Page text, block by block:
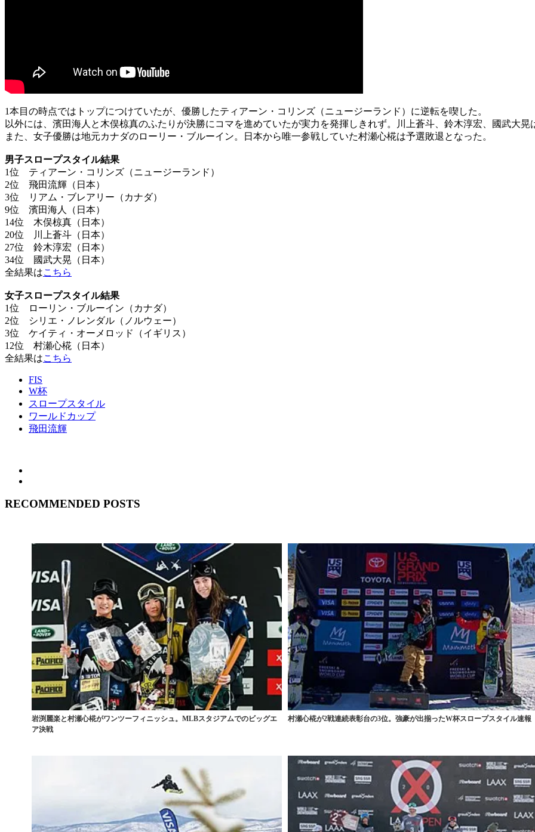
1本目の時点ではトップにつけていたが、優勝したティアーン・コリンズ（ニュージーランド）に逆転を喫した。
以外には、濱田海人と木俣椋真のふたりが決勝にコマを進めていたが実力を発揮しきれず。川上蒼斗、鈴木淳宏、國武大晃
また、女子優勝は地元カナダのローリー・ブルーイン。日本から唯一参戦していた村瀬心椛は予選敗退となった。
男子スロープスタイル結果
1位 ティアーン・コリンズ（ニュージーランド）
2位 飛田流輝（日本）
3位 リアム・ブレアリー（カナダ）
9位 濱田海人（日本）
14位 木俣椋真（日本）
20位 川上蒼斗（日本）
27位 鈴木淳宏（日本）
34位 國武大晃（日本）
全結果はこちら
女子スロープスタイル結果
1位 ローリン・ブルーイン（カナダ）
2位 シリエ・ノレンダル（ノルウェー）
3位 ケイティ・オーメロッド（イギリス）
12位 村瀬心椛（日本）
全結果はこちら
FIS
W杯
スロープスタイル
ワールドカップ
飛田流輝
RECOMMENDED POSTS
岩渕麗楽と村瀬心椛がワンツーフィニッシュ。MLBスタジアムでのビッグエ
ア決戦
村瀬心椛が2戦連続表彰台の3位。強豪が出揃ったW杯スロープスタイル速報